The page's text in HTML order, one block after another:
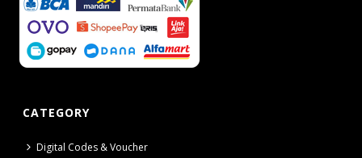
CATEGORY
Digital Codes & Voucher